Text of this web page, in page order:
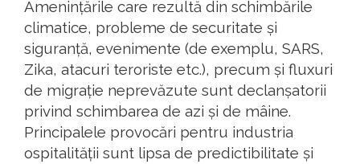
Amenințările care rezultă din schimbările
climatice, probleme de securitate și
siguranță, evenimente (de exemplu, SARS,
Zika, atacuri teroriste etc.), precum și fluxuri
de migrație neprevăzute sunt declanșatorii
privind schimbarea de azi și de mâine.
Principalele provocări pentru industria
ospitalității sunt lipsa de predictibilitate și